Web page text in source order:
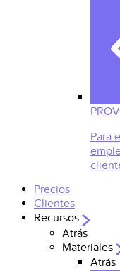
Para
Precios
Clientes
Recursos
Atrás
Materiales
Atrás